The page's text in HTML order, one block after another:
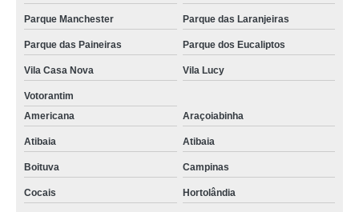
Parque Manchester Parque das Laranjeiras
Parque das Paineiras Parque dos Eucaliptos
Vila Casa Nova Vila Lucy
Votorantim
Americana
Araçoiabinha
Atibaia Atibaia
Boituva Campinas
Cocais Hortolândia